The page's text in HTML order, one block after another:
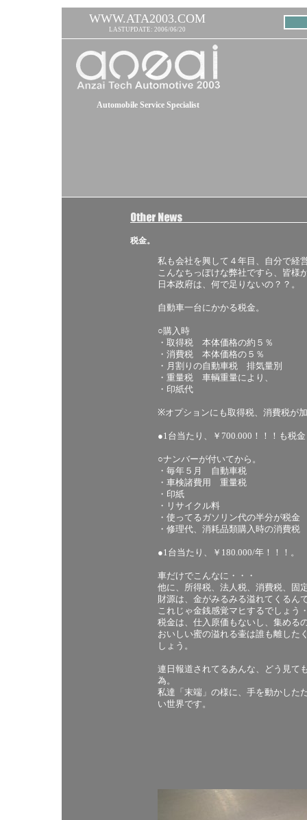
WWW.ATA2003.COM
LASTUPDATE: 2006/06/20
Automobile Service Specialist
税金。
私も会社を興して４年目、自分で経
こんなちっぽけな弊社ですら、皆様
日本政府は、何で足りないの？？。
自動車一台にかかる税金。
○購入時
・取得税 本体価格の約５
・消費税 本体価格の
・月割りの自動車税 排気量
・重量税 車輌重量により、
・印紙代 ￥
※オプションにも取得税、消費税が
●1台当たり、￥700.000！！！も税
○ナンバーが付いてから。
・毎年５月 自動車税 ￥
・車検諸費用 重量税 ￥
・印紙 ￥
・リサイクル料 ￥
・使ってるガソリン代の半分が
・修理代、消耗品類購入時の消費
●1台当たり、￥180.000/年！！！。
車だけでこんなに・・・
他に、所得税、法人税、消費税、固
財源は、金がみるみる溢れてくるん
これじゃ金銭感覚マヒするでしょう
税金は、仕入原価もないし、集める
おいしい蜜の溢れる壷は誰も離した
しょう。
連日報道されてるあんな、どう見て
為。
私達「末端」の様に、手を動かした
い世界です。